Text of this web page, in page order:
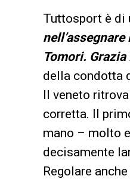
Tuttosport è di
Tomori.
della condotta
Il veneto
corretta. Il
mano – molto
decisamente
Regolare